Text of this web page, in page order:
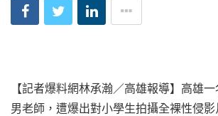
【記者爆料網林承瀚／高雄報導】高雄
男老師，遭爆出對小學生拍攝全裸性侵